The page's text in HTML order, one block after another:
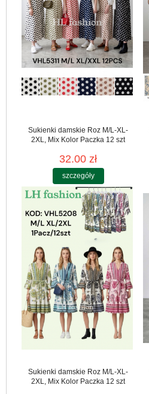
Sukienki damskie Roz M/L-XL-
2XL, Mix Kolor Paczka 12 szt
32.00 zł
szczegóły
Sukienki damskie Roz M/L-XL-
2XL, Mix Kolor Paczka 12 szt